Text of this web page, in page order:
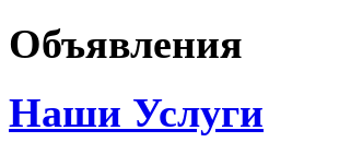
Объявления
Наши Услуги